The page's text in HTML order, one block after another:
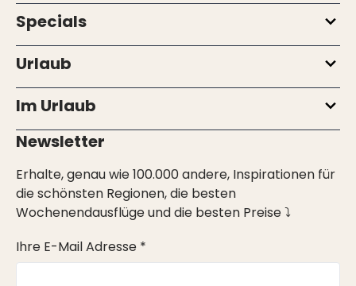
Specials
Urlaub
Im Urlaub
Newsletter
Erhalte, genau wie 100.000 andere, Inspirationen für
die schönsten Regionen, die besten
Wochenendausflüge und die besten Preise ⤵
Ihre E-Mail Adresse *